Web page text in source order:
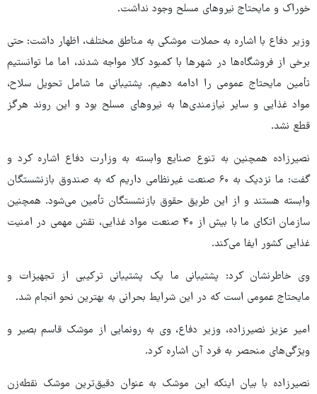
خوراک و مایحتاج نیروهای مسلح وجود نداشت.
وزیر دفاع با اشاره به حملات موشکی به مناطق مختلف، اظهار داشت: حتی
برخی از فروشگاه‌ها در شهرها با کمبود کالا مواجه شدند، اما ما توانستیم
تأمین مایحتاج عمومی را ادامه دهیم. پشتیبانی ما شامل تحویل سلاح،
مواد غذایی و سایر نیازمندی‌ها به نیروهای مسلح بود و این روند هرگز
قطع نشد.
نصیرزاده همچنین به تنوع صنایع وابسته به وزارت دفاع اشاره کرد و
گفت: ما نزدیک به ۶۰ صنعت غیرنظامی داریم که به صندوق بازنشستگان
وابسته هستند و از این طریق حقوق بازنشستگان تأمین می‌شود. همچنین
سازمان اتکای ما با بیش از ۴۰ صنعت مواد غذایی، نقش مهمی در امنیت
غذایی کشور ایفا می‌کند.
وی خاطرنشان کرد: پشتیبانی ما یک پشتیبانی ترکیبی از تجهیزات و
مایحتاج عمومی است که در این شرایط بحرانی به بهترین نحو انجام شد.
امیر عزیز نصیرزاده، وزیر دفاع، وی به رونمایی از موشک قاسم بصیر و
ویژگی‌های منحصر به فرد آن اشاره کرد.
نصیرزاده با بیان اینکه این موشک به عنوان دقیق‌ترین موشک نقطه‌زن